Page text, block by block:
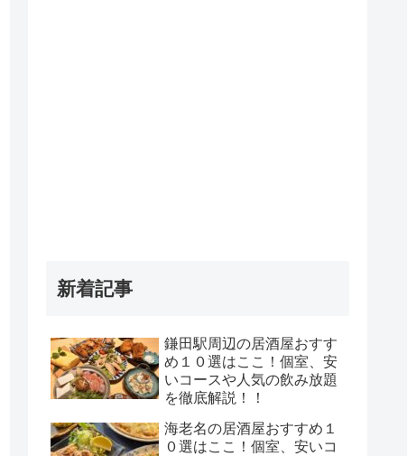
新着記事
鎌田駅周辺の居酒屋おすす
め１０選はここ！個室、安
いコースや人気の飲み放題
を徹底解説！！
海老名の居酒屋おすすめ１
０選はここ！個室、安いコ